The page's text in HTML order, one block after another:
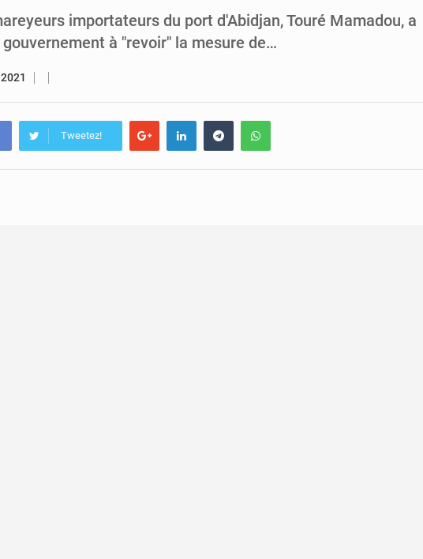
importateurs du port d'Abidjan, Touré Mamadou, a
à "revoir" la mesure de…
Tweetez!